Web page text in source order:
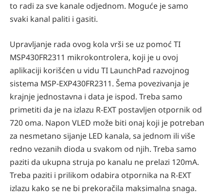
to radi za sve kanale odjednom. Moguće je samo
svaki kanal paliti i gasiti.
Upravljanje rada ovog kola vrši se uz pomoć TI
MSP430FR2311 mikrokontrolera, koji je u ovoj
aplikaciji korišćen u vidu TI LaunchPad razvojnog
sistema MSP-EXP430FR2311. Šema povezivanja je
krajnje jednostavna i data je ispod. Treba samo
primetiti da je na izlazu R-EXT postavljen otpornik od
720 oma. Napon VLED može biti onaj koji je potreban
za nesmetano sijanje LED kanala, sa jednom ili više
redno vezanih dioda u svakom od njih. Treba samo
paziti da ukupna struja po kanalu ne prelazi 120mA.
Treba paziti i prilikom odabira otpornika na R-EXT
izlazu kako se ne bi prekoračila maksimalna snaga.